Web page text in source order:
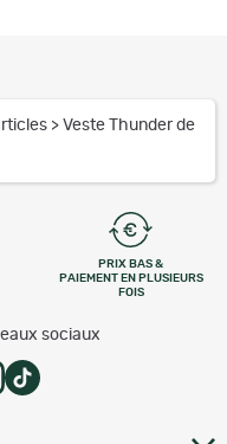
> Veste Thunder de
PRIX BAS &
PAIEMENT EN PLUSIEURS
FOIS
sociaux